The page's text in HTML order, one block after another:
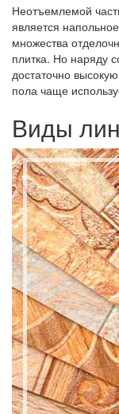
Неотъемлемой
является
множества
плитка. Но наряду
достаточно
пола чаще
Виды